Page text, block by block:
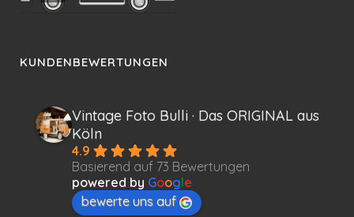
KUNDENBEWERTUNGEN
Vintage Foto Bulli · Das ORIGINAL aus
Köln
4.9
Basierend auf 73 Bewertungen
powered by Google
bewerte uns auf